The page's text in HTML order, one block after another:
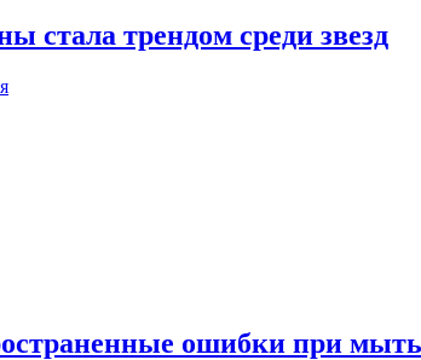
стала трендом среди звезд
ошибки при